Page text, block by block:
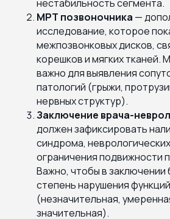
нестабильность сегмента.
МРТ позвоночника —
исследование, которое
межпозвонковых дисков,
корешков и мягких тканей.
важно для выявления
патологий (грыжи,
нервных структур).
Заключение врача-
должен зафиксировать
синдрома,
ограничения подвижности
Важно, чтобы в заключении
степень нарушения
(незначительная,
значительная).